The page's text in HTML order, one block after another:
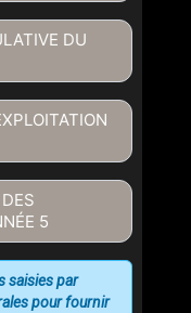
DU
5
saisies par
pour fournir